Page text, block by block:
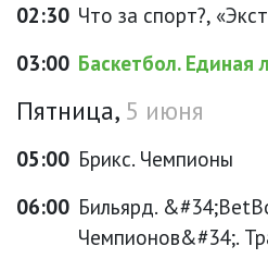
02:30 Что за спорт?,
03:00 Баскетбол. Единая
Пятница, 5 июня
05:00 Брикс. Чемпионы
06:00 Бильярд.
Чемпионов&#34;.